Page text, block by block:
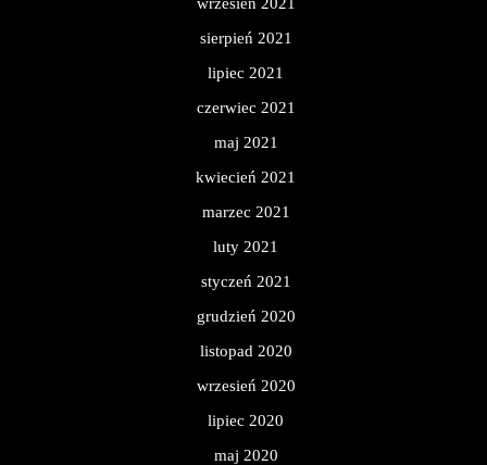
sierpień 2021
lipiec 2021
czerwiec 2021
maj 2021
kwiecień 2021
marzec 2021
luty 2021
styczeń 2021
grudzień 2020
listopad 2020
wrzesień 2020
lipiec 2020
maj 2020